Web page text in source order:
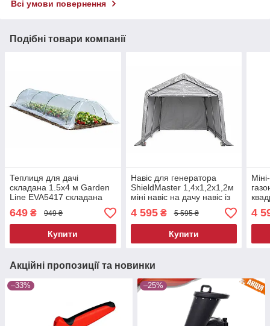
Всі умови повернення
Подібні товари компанії
Теплиця для дачі
складана 1.5х4 м Garden
Line EVA5417 складана
теплиця для городу
захисне укриття для
рослин
649 ₴ 949 ₴
Купити
Навіс для генератора
ShieldMaster 1,4x1,2x1,2м
міні навіс на дачу навіс із
двосхилим дахом для
бензогенератора
4 595₴ 5 595 ₴
Купити
4
Акційні пропозиції та новинки
–33% –25%